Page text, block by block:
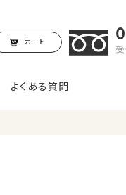
カート
よくある質問